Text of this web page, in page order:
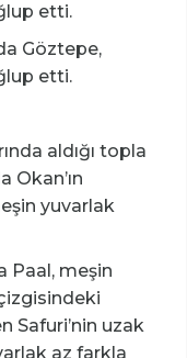
etti.
Göztepe,
etti.
aldığı topla
Okan’ın
yuvarlak
Paal, meşin
Safuri’nin uzak
az farkla